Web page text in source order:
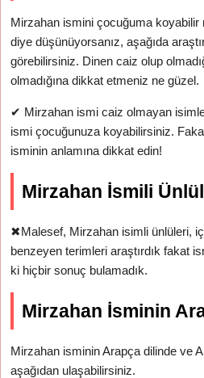
Mirzahan ismini çocuğuma koyabilir
diye düşünüyorsanız, aşağıda
görebilirsiniz. Dinen caiz olup
olmadığına dikkat etmeniz ne güzel.
✔ Mirzahan ismi caiz olmayan
ismi çocuğunuza koyabilirsiniz.
isminin anlamına dikkat edin!
Mirzahan İsmili
✖Malesef, Mirzahan isimli ünlüleri,
benzeyen terimleri araştırdık fakat
ki hiçbir sonuç bulamadık.
Mirzahan İsminin
Mirzahan isminin Arapça dilinde ve
aşağıdan ulaşabilirsiniz.